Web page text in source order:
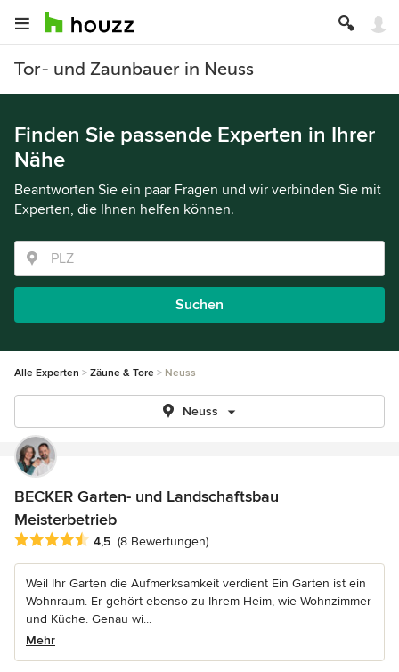
Tor- und Zaunbauer in Neuss
Finden Sie passende Experten in Ihrer
Nähe
Beantworten Sie ein paar Fragen und wir verbinden Sie mit
Experten, die Ihnen helfen können.
Suchen
Alle Experten Zäune & Tore Neuss
Neuss
BECKER Garten- und Landschaftsbau
Meisterbetrieb
Durchschnittliche Bewertung: 4.5 von 5 Sternen
4,5 (8 Bewertungen)
Weil Ihr Garten die Aufmerksamkeit verdient Ein Garten ist ein
Wohnraum. Er gehört ebenso zu Ihrem Heim, wie Wohnzimmer
und Küche. Genau wi...
Mehr